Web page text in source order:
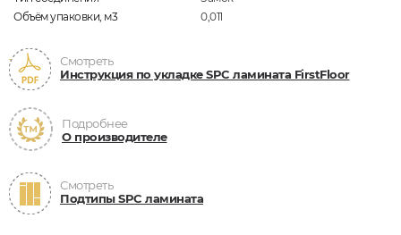
Объём упаковки, м3
0,011
Смотреть
Инструкция по укладке SPC ламината FirstFloor
Подробнее
О производителе
Смотреть
Подтипы SPC ламината